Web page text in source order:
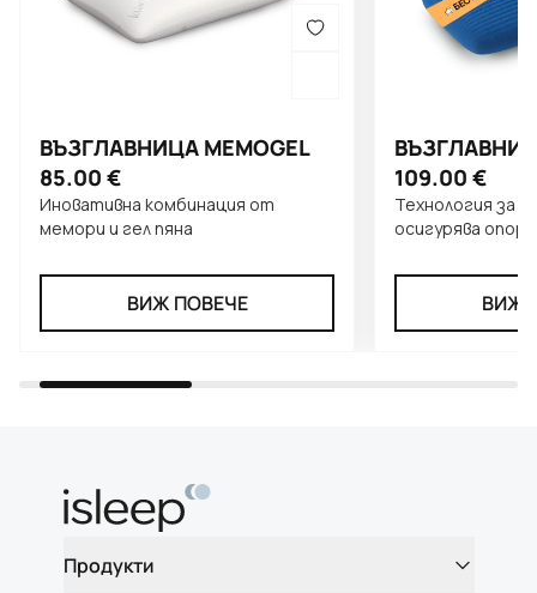
ВЪЗГЛАВНИЦА MEMOGEL
85.00 €
Иновативна комбинация от
мемори и гел пяна
ВИЖ ПОВЕЧЕ
109.00 €
Технология за
осигурява
ВИЖ
Продукти